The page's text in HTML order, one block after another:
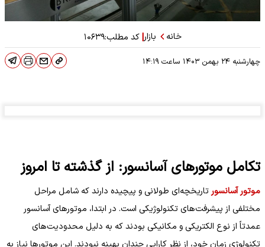
خانه بازار| کد مطلب:۱۰۶۳۹
چهارشنبه ۲۴ بهمن ۱۴۰۳ ساعت
تکامل موتورهای آسانسور: از گذشته تا امروز
موتور آسانسور تاریخچه‌ای طولانی و پیچیده دارند که شامل مراحل
مختلفی از پیشرفت‌های تکنولوژیکی است. در ابتدا، موتورهای آسانسور
عمدتاً از نوع الکتریکی و مکانیکی بودند که به دلیل محدودیت‌های
تکنولوژی زمان خود، از نظر کارایی چندان بهینه نبودند. این موتورها نیاز به